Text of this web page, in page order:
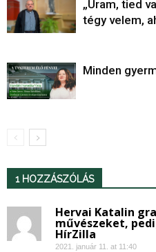
„Uram, tied
tégy velem,
Minden
1 HOZZÁSZÓLÁS
Hervai Katalin
művészeket,
HírZilla
2021. január 11. at 11:40